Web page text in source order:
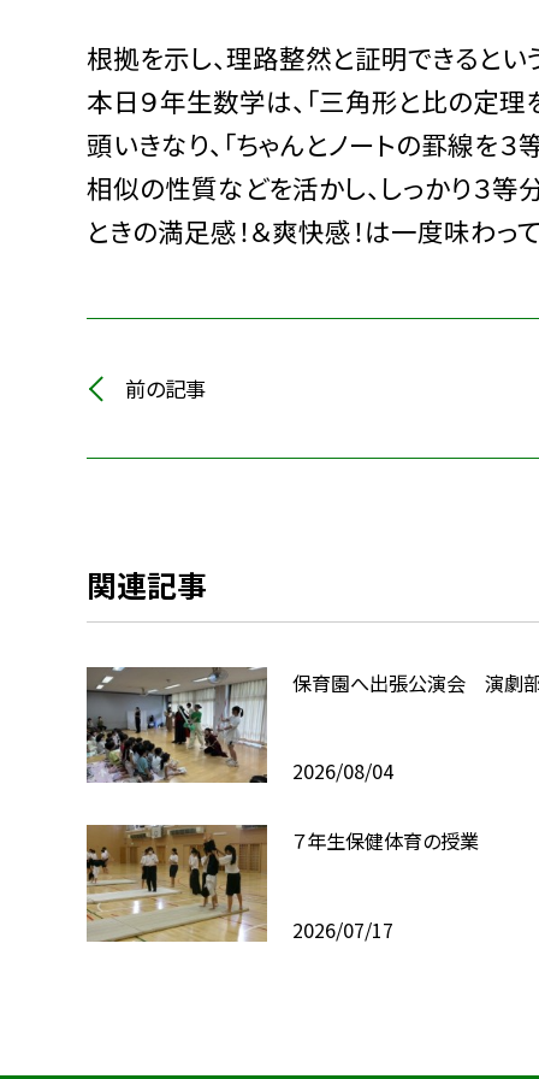
根拠を示し、理路整然と証明できると
本日９年生数学は、「三角形と比の定理
頭いきなり、「ちゃんとノートの罫線を
相似の性質などを活かし、しっかり３等
ときの満足感！＆爽快感！は一度味わっ
前の記事
関連記事
保育園へ出張公演会 演劇
2026/08/04
７年生保健体育の授業
2026/07/17